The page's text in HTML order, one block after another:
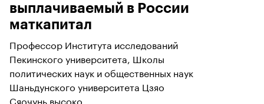
выплачиваемый в России
маткапитал
Профессор Института исследований
Пекинского университета, Школы
политических наук и общественных наук
Шаньдунского университета Цзяо
Сяочунь высоко...